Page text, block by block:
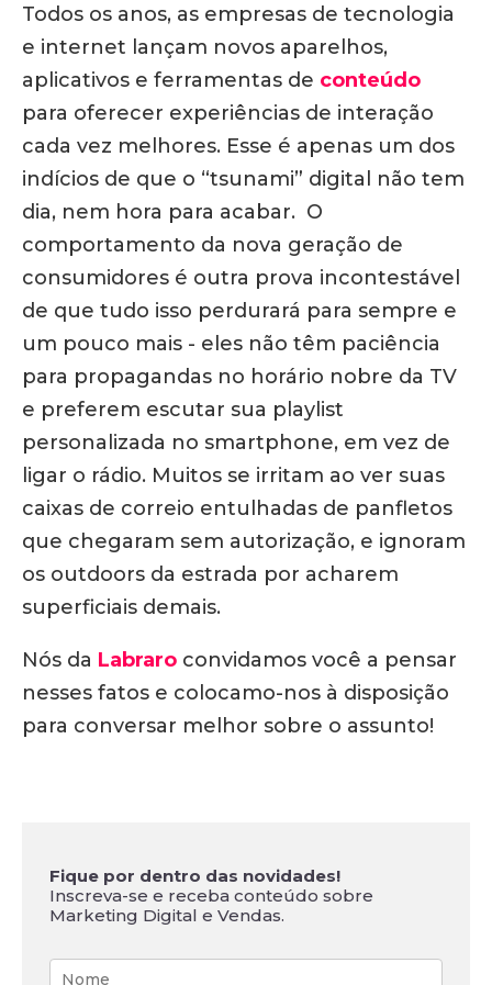
Todos os anos, as empresas de tecnologia
e internet lançam novos aparelhos,
aplicativos e ferramentas de conteúdo
para oferecer experiências de interação
cada vez melhores. Esse é apenas um dos
indícios de que o “tsunami” digital não tem
dia, nem hora para acabar. O
comportamento da nova geração de
consumidores é outra prova incontestável
de que tudo isso perdurará para sempre e
um pouco mais - eles não têm paciência
para propagandas no horário nobre da TV
e preferem escutar sua playlist
personalizada no smartphone, em vez de
ligar o rádio. Muitos se irritam ao ver suas
caixas de correio entulhadas de panfletos
que chegaram sem autorização, e ignoram
os outdoors da estrada por acharem
superficiais demais.
Nós da Labraro convidamos você a pensar
nesses fatos e colocamo-nos à disposição
para conversar melhor sobre o assunto!
Fique por dentro das novidades!
Inscreva-se e receba conteúdo sobre
Marketing Digital e Vendas.